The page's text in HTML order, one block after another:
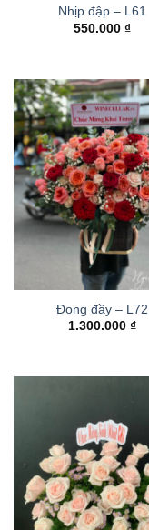
Nhịp đập – L61
550.000 ₫
Đong đầy – L72
1.300.000 ₫